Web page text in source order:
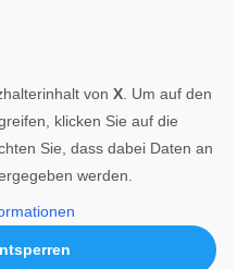
von X. Um auf den
klicken Sie auf die
Sie, dass dabei Daten an
werden.